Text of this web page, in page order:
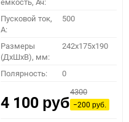
Пусковой ток,
A:
500
Размеры
(ДхШхВ), мм:
242x175x190
Полярность: 0
4 100 руб.
4300
−200руб.